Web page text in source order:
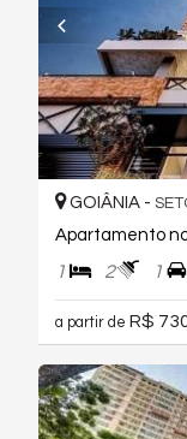
GOIÂNIA -
Apartamento
1 2 1
a partir de R$